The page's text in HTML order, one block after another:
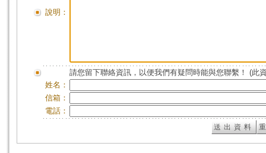
說明：
請您留下聯絡資訊，以便我們有疑問時能與您聯繫！ (此
姓名：
信箱：
電話：